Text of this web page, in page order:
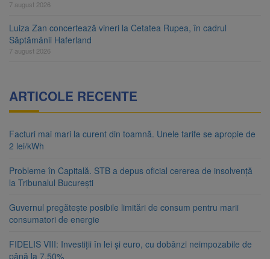
7 august 2026
Luiza Zan concertează vineri la Cetatea Rupea, în cadrul
Săptămânii Haferland
7 august 2026
ARTICOLE RECENTE
Facturi mai mari la curent din toamnă. Unele tarife se apropie de
2 lei/kWh
Probleme în Capitală. STB a depus oficial cererea de insolvență
la Tribunalul București
Guvernul pregătește posibile limitări de consum pentru marii
consumatori de energie
FIDELIS VIII: Investiții în lei și euro, cu dobânzi neimpozabile de
până la 7,50%